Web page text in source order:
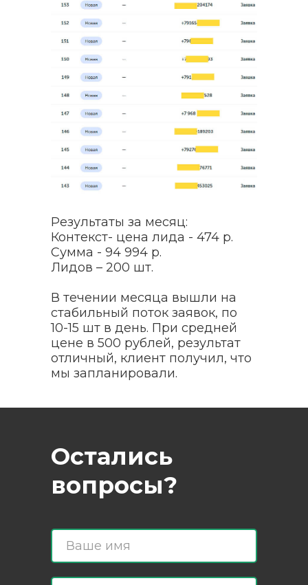
Результаты за месяц:
Контекст- цена лида - 474 р.
Сумма - 94 994 р.
Лидов – 200 шт.
В течении месяца вышли на
стабильный поток заявок, по
10-15 шт в день. При средней
цене в 500 рублей, результат
отличный, клиент получил, что
мы запланировали.
Остались
вопросы?